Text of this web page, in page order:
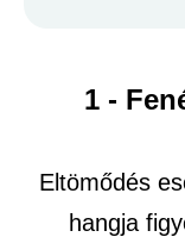
1 -
Eltömődés
hangja